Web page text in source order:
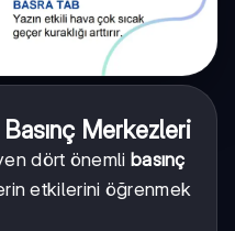
Merkezleri
dört önemli basınç
etkilerini öğrenmek